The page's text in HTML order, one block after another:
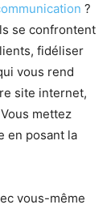
?
se confrontent
fidéliser
vous rend
site internet,
mettez
en posant la
vous-même